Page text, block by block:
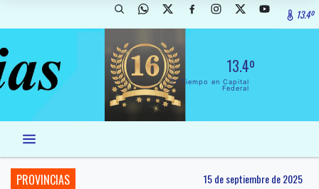
13.4º
13.4º
El Tiempo en Capital
Federal
PROVINCIAS 15 de septiembre de 2025